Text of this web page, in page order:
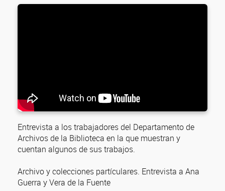
Entrevista a los trabajadores del Departamento de
Archivos de la Biblioteca en la que muestran y
cuentan algunos de sus trabajos.
Archivo y colecciones partículares. Entrevista a Ana
Guerra y Vera de la Fuente